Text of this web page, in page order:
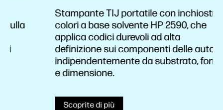
Stampante TIJ portatile con inchiostri a
colori a base solvente HP 2590, che
applica codici durevoli ad alta
definizione sui componenti delle auto,
indipendentemente da substrato, forma
e dimensione.
Scoprite di più